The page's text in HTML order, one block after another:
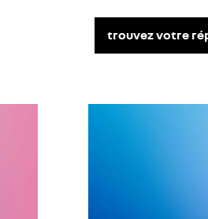
trouvez votre